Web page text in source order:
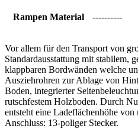
Rampen Material ----------
Vor allem für den Transport von
Standardausstattung mit stabilem,
klappbaren Bordwänden welche
Ausziehrohren zur Ablage von
Boden, integrierter
rutschfestem Holzboden. Durch
entsteht eine Ladeflächenhöhe
Anschluss: 13-poliger Stecker.